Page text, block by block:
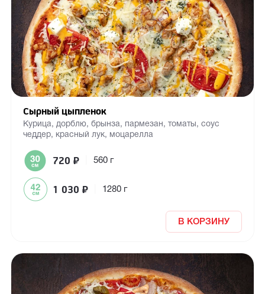
Сырный цыпленок
Курица, дорблю, брынза, пармезан, томаты, соус
чеддер, красный лук, моцарелла
720 ₽ 560 г
1 030 ₽ 1280 г
В КОРЗИНУ